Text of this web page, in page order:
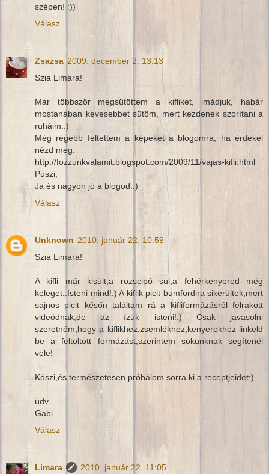
szépen! :))
Válasz
Zsazsa 2009. december 2. 13:13
Szia Limara!
Már többször megsütöttem a kifliket, imádjuk, habár
mostanában kevesebbet sütöm, mert kezdenek szorítani a
ruháim.:)
Még régebb feltettem a képeket a blogomra, ha érdekel
nézd meg.
http://fozzunkvalamit.blogspot.com/2009/11/vajas-kifli.html
Puszi,
Ja és nagyon jó a blogod.:)
Válasz
Unknown 2010. január 22. 10:59
Szia Limara!
A kifli már kisült,a rozscipó sül,a fehérkenyered még
keleget..Isteni mind!:) A kiflik picit bumfordira sikerültek,mert
sajnos picit későn találtam rá a kifliformázásról felrakott
videódnak,de az ízük isteni!:) Csak javasolni
szeretném,hogy a kiflikhez,zsemlékhez,kenyerekhez linkeld
be a feltöltött formázást,szerintem sokunknak segítenél
vele!
Köszi,és természetesen próbálom sorra ki a receptjeidet:)
üdv
Gabi
Válasz
Limara 2010. január 22. 11:05